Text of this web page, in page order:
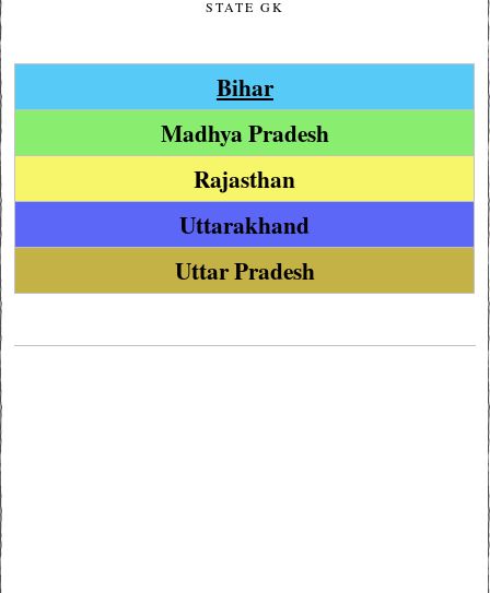
STATE GK
Bihar
Madhya Pradesh
Rajasthan
Uttarakhand
Uttar Pradesh